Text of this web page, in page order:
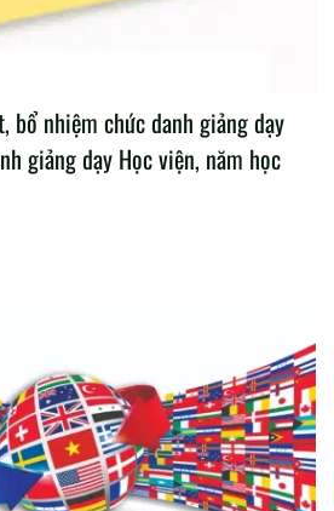
bổ nhiệm chức danh giảng dạy
giảng dạy Học viện, năm học